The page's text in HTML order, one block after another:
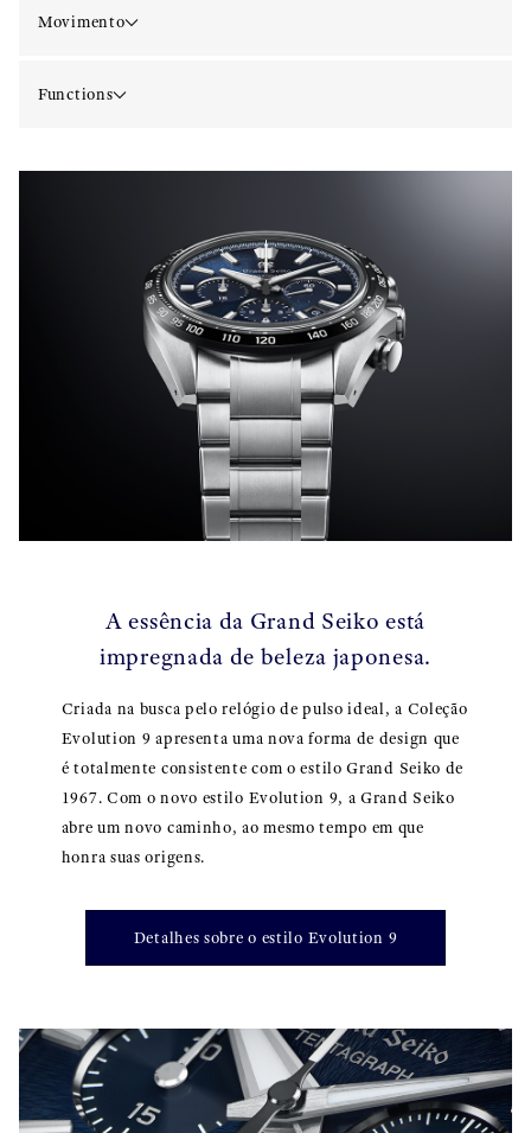
Movimento
Functions
A essência da Grand Seiko está
impregnada de beleza japonesa.
Criada na busca pelo relógio de pulso ideal, a Coleção
Evolution 9 apresenta uma nova forma de design que
é totalmente consistente com o estilo Grand Seiko de
1967. Com o novo estilo Evolution 9, a Grand Seiko
abre um novo caminho, ao mesmo tempo em que
honra suas origens.
Detalhes sobre o estilo Evolution 9